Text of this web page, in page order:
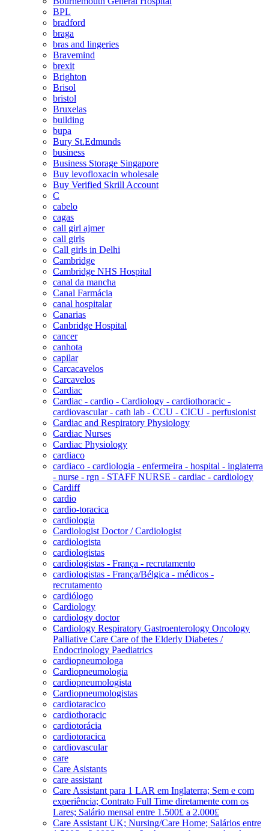
BPL
bradford
braga
bras and lingeries
Bravemind
brexit
Brighton
Brisol
bristol
Bruxelas
building
bupa
Bury St.Edmunds
business
Business Storage Singapore
Buy levofloxacin wholesale
Buy Verified Skrill Account
C
cabelo
cagas
call girl ajmer
call girls
Call girls in Delhi
Cambridge
Cambridge NHS Hospital
canal da mancha
Canal Farmácia
canal hospitalar
Canarias
Canbridge Hospital
cancer
canhota
capilar
Carcacavelos
Carcavelos
Cardiac
Cardiac - cardio - Cardiology - cardiothoracic -
cardiovascular - cath lab - CCU - CICU - perfusionist
Cardiac and Respiratory Physiology
Cardiac Nurses
Cardiac Physiology
cardiaco
cardiaco - cardiologia - enfermeira - hospital - inglaterra
- nurse - rgn - STAFF NURSE - cardiac - cardiology
Cardiff
cardio
cardio-toracica
cardiologia
Cardiologist Doctor / Cardiologist
cardiologista
cardiologistas
cardiologistas - França - recrutamento
cardiologistas - França/Bélgica - médicos -
recrutamento
cardiólogo
Cardiology
cardiology doctor
Cardiology Respiratory Gastroenterology Oncology
Palliative Care Care of the Elderly Diabetes /
Endocrinology Paediatrics
cardiopneumologa
Cardiopneumologia
cardiopneumologista
Cardiopneumologistas
cardiotaracico
cardiothoracic
cardiotorácia
cardiotoracica
cardiovascular
care
Care Asistants
care assistant
Care Assistant para 1 LAR em Inglaterra; Sem e com
experiência; Contrato Full Time diretamente com os
Lares; Salário mensal entre 1.500£ a 2.000£
Care Assistant UK; Nursing/Care Home; Salários entre